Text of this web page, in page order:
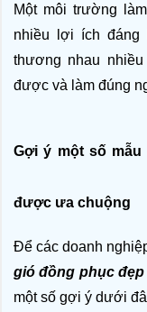
Một môi trường
nhiều lợi ích đáng
thương nhau
được và làm đúng
Gợi ý một số
được ưa chuộng
Để các doanh
gió đồng phục đẹp
một số gợi ý dưới